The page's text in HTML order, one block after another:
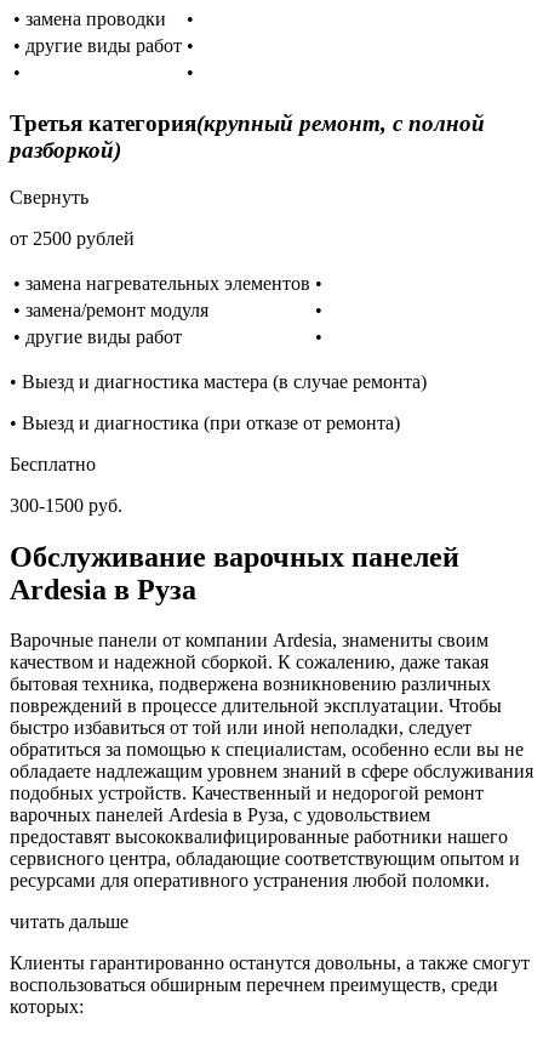
• замена проводки
•
• другие виды работ •
•
•
Третья категория(крупный ремонт, с полной
разборкой)
Свернуть
от 2500 рублей
• замена нагревательных элементов •
• замена/ремонт модуля
•
• другие виды работ
•
• Выезд и диагностика мастера (в случае ремонта)
• Выезд и диагностика (при отказе от ремонта)
Бесплатно
300-1500 руб.
Обслуживание варочных панелей
Ardesia в Руза
Варочные панели от компании Ardesia, знамениты своим
качеством и надежной сборкой. К сожалению, даже такая
бытовая техника, подвержена возникновению различных
повреждений в процессе длительной эксплуатации. Чтобы
быстро избавиться от той или иной неполадки, следует
обратиться за помощью к специалистам, особенно если вы не
обладаете надлежащим уровнем знаний в сфере обслуживания
подобных устройств. Качественный и недорогой ремонт
варочных панелей Ardesia в Руза, с удовольствием
предоставят высококвалифицированные работники нашего
сервисного центра, обладающие соответствующим опытом и
ресурсами для оперативного устранения любой поломки.
читать дальше
Клиенты гарантированно останутся довольны, а также смогут
воспользоваться обширным перечнем преимуществ, среди
которых: